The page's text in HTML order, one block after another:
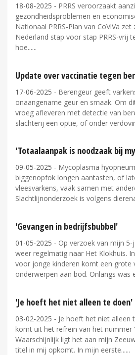
18-08-2025 - PRRS veroorzaakt
gezondheidsproblemen en
Nationaal PRRS-Plan van CoViVa
Nederland stap voor stap PRRS-vrij
hoe...
Update over vaccinatie tegen
17-06-2025 - Berengeur geeft
onaangename geur en smaak. Om
vroeg afleveren met detectie van
slachterij een optie, of onder
'Totaalaanpak is noodzaak bij
09-05-2025 - Mycoplasma
biggenopfok longen aantasten, of
vleesvarkens, vaak samen met
Slachtlijnonderzoek is volgens
'Gevangen in bedrijfsbubbel'
01-05-2025 - Op verzoek van mijn
weer regelmatig naar Het Klokhuis.
voor jonge kinderen komt een grote
onderwerpen aan bod. Onlangs was
'Je hoeft het niet alleen te doen'
03-02-2025 - Je hoeft het niet alleen
komt uit het refrein van het nummer
Waarschijnlijk ligt het aan mijn
titel in mij opkomt. In mijn eerste...